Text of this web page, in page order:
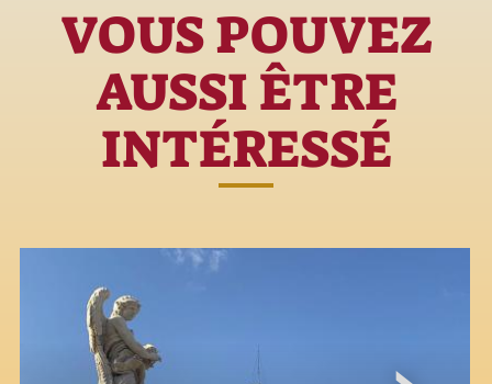
VOUS POUVEZ
AUSSI ÊTRE
INTÉRESSÉ